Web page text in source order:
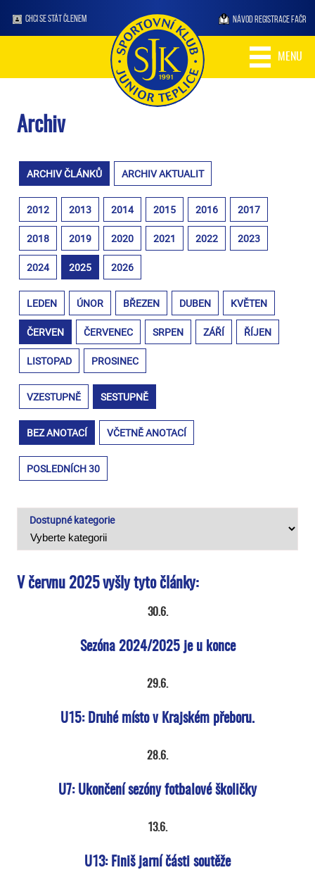
CHCI SE STÁT ČLENEM NÁVOD REGISTRACE FAČR
MENU
Archiv
ARCHIV ČLÁNKŮ ARCHIV AKTUALIT
2012 2013 2014 2015 2016 2017
2018 2019 2020 2021 2022 2023
2024 2025 2026
LEDEN ÚNOR BŘEZEN DUBEN KVĚTEN
ČERVEN ČERVENEC SRPEN ZÁŘÍ ŘÍJEN
LISTOPAD PROSINEC
VZESTUPNĚ SESTUPNĚ
BEZ ANOTACÍ VČETNĚ ANOTACÍ
POSLEDNÍCH 30
Dostupné kategorie
V červnu 2025 vyšly tyto články:
30.6.
Sezóna 2024/2025 je u konce
29.6.
U15: Druhé místo v Krajském přeboru.
28.6.
U7: Ukončení sezóny fotbalové školičky
13.6.
U13: Finiš jarní části soutěže